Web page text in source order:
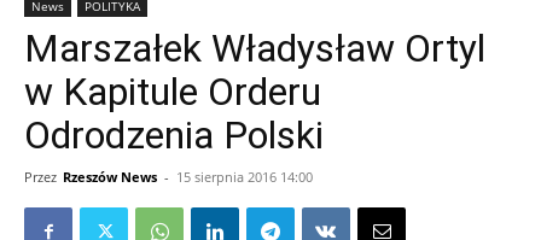
News POLITYKA
Marszałek Władysław Ortyl
w Kapitule Orderu
Odrodzenia Polski
Przez Rzeszów News - 15 sierpnia 2016 14:00